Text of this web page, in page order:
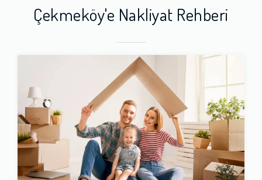
Çekmeköy'e Nakliyat Rehberi